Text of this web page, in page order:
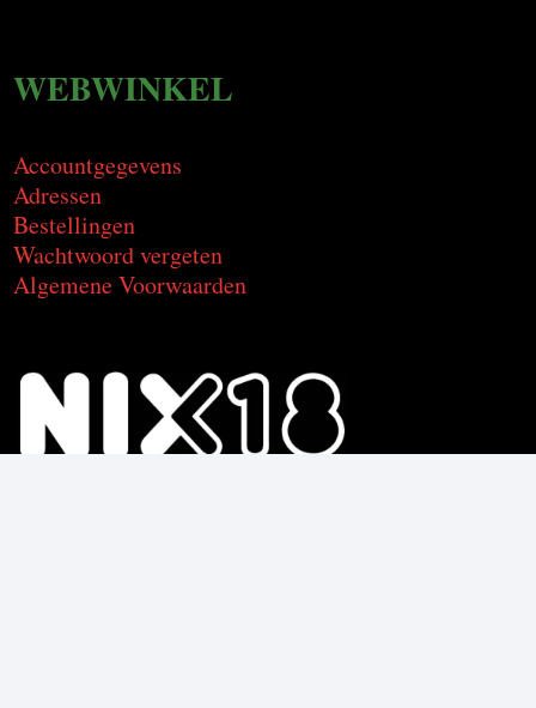
WEBWINKEL
Accountgegevens
Adressen
Bestellingen
Wachtwoord vergeten
Algemene Voorwaarden